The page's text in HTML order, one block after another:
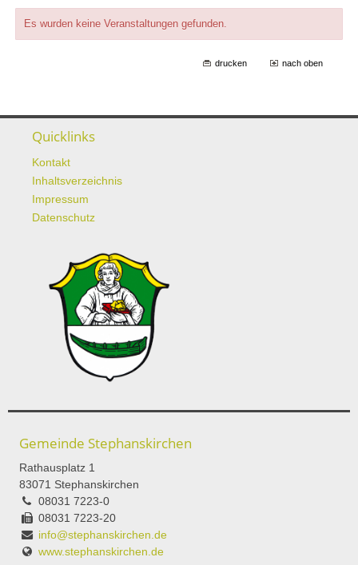
Es wurden keine Veranstaltungen gefunden.
drucken nach oben
Quicklinks
Kontakt
Inhaltsverzeichnis
Impressum
Datenschutz
Gemeinde Stephanskirchen
Rathausplatz 1
83071 Stephanskirchen
08031 7223-0
08031 7223-20
info@stephanskirchen.de
www.stephanskirchen.de